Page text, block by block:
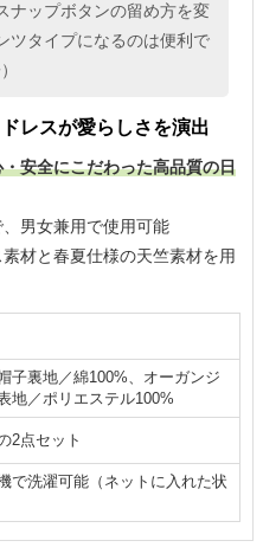
ナップボタンの留め方を変
ツタイプになるのは便利で
レスが愛らしさを演出
安全にこだわった高品質の日
男女兼用で使用可能
材と春夏仕様の天竺素材を用
子裏地／綿100%、オーガンジ
地／ポリエステル100%
2点セット
で洗濯可能（ネットに入れた状